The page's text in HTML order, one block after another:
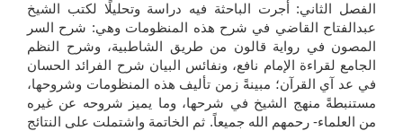
الفصل الثاني: أجرت الباحثة فيه دراسة وتحليلًا لكتب الشيخ
عبدالفتاح القاضي في شرح هذه المنظومات وهي: شرح السر
المصون في رواية قالون من طريق الشاطبية، وشرح النظم
الجامع لقراءة الإمام نافع، ونفائس البيان شرح الفرائد الحسان
في عد آي القرآن؛ مبينةً زمن تأليف هذه المنظومات وشروحها،
مستنبطةً منهج الشيخ في شرحها، وما يميز شروحه عن غيره
من العلماء- رحمهم الله جميعاً. ثم الخاتمة واشتملت على النتائج